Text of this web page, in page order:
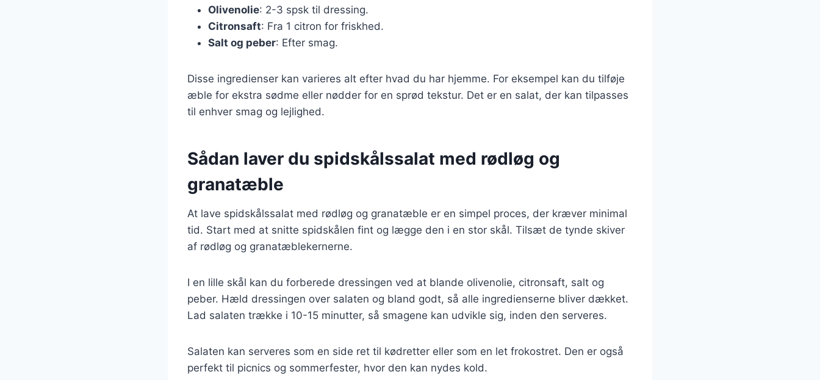
Olivenolie: 2-3 spsk til dressing.
Citronsaft: Fra 1 citron for friskhed.
Salt og peber: Efter smag.
Disse ingredienser kan varieres alt efter hvad du har hjemme. For eksempel kan du tilføje
æble for ekstra sødme eller nødder for en sprød tekstur. Det er en salat, der kan tilpasses
til enhver smag og lejlighed.
Sådan laver du spidskålssalat med rødløg og
granatæble
At lave spidskålssalat med rødløg og granatæble er en simpel proces, der kræver minimal
tid. Start med at snitte spidskålen fint og lægge den i en stor skål. Tilsæt de tynde skiver
af rødløg og granatæblekernerne.
I en lille skål kan du forberede dressingen ved at blande olivenolie, citronsaft, salt og
peber. Hæld dressingen over salaten og bland godt, så alle ingredienserne bliver dækket.
Lad salaten trække i 10-15 minutter, så smagene kan udvikle sig, inden den serveres.
Salaten kan serveres som en side ret til kødretter eller som en let frokostret. Den er også
perfekt til picnics og sommerfester, hvor den kan nydes kold.